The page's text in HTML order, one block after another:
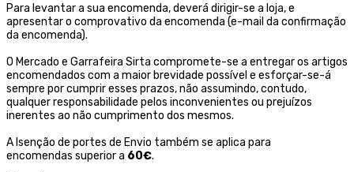
Para levantar a sua encomenda, deverá dirigir-se a loja, e
apresentar o comprovativo da encomenda (e-mail da confirmação
da encomenda).
O Mercado e Garrafeira Sirta compromete-se a entregar os artigos
encomendados com a maior brevidade possível e esforçar-se-á
sempre por cumprir esses prazos, não assumindo, contudo,
qualquer responsabilidade pelos inconvenientes ou prejuízos
inerentes ao não cumprimento dos mesmos.
A Isenção de portes de Envio também se aplica para
encomendas superior a 60€.